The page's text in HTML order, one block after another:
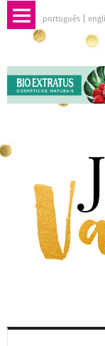
português